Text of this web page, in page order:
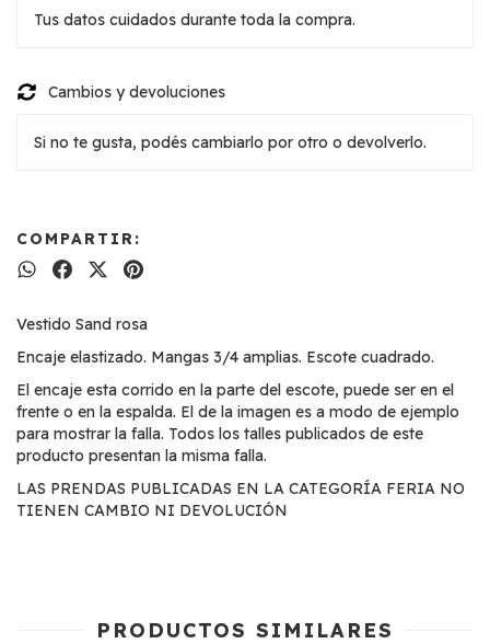
Tus datos cuidados durante toda la compra.
Cambios y devoluciones
Si no te gusta, podés cambiarlo por otro o devolverlo.
COMPARTIR:
Vestido Sand rosa
Encaje elastizado. Mangas 3/4 amplias. Escote cuadrado.
El encaje esta corrido en la parte del escote, puede ser en el
frente o en la espalda. El de la imagen es a modo de ejemplo
para mostrar la falla. Todos los talles publicados de este
producto presentan la misma falla.
LAS PRENDAS PUBLICADAS EN LA CATEGORÍA FERIA NO
TIENEN CAMBIO NI DEVOLUCIÓN
PRODUCTOS SIMILARES